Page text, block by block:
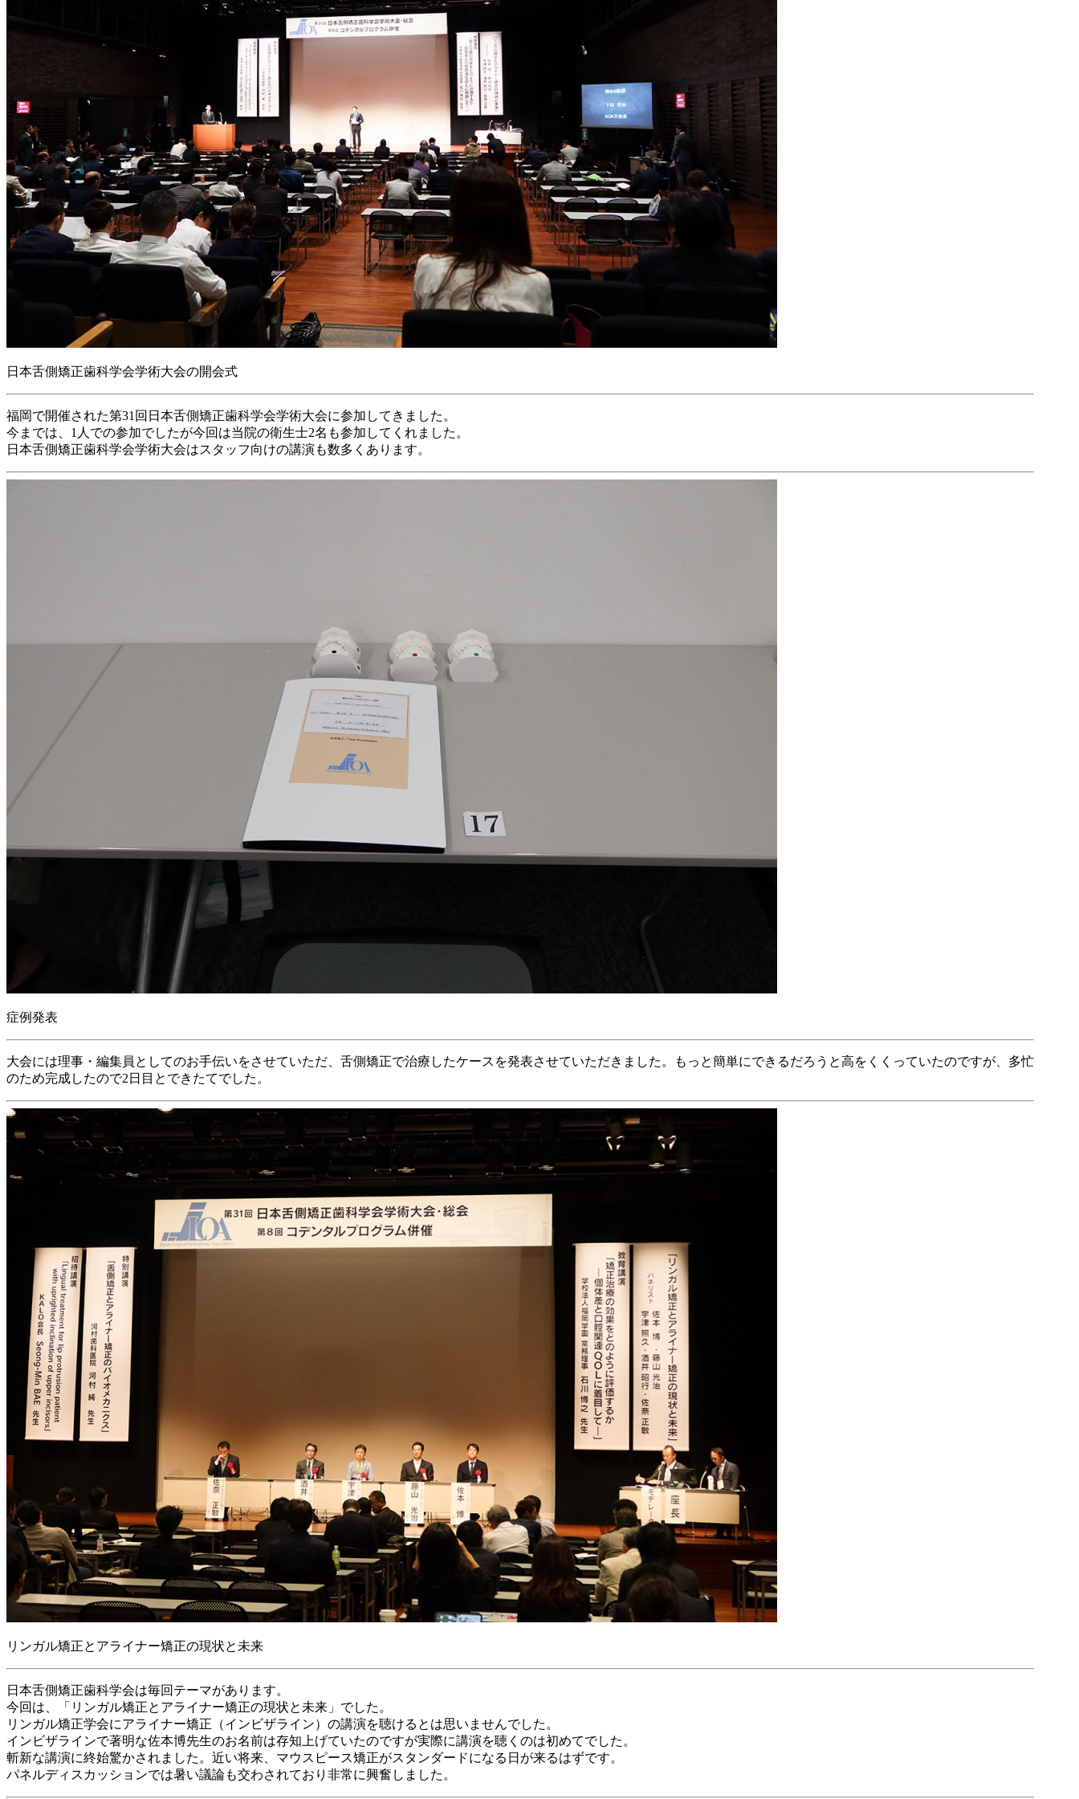
日本舌側矯正歯科学会学術大会の開会式
福岡で開催された第31回日本舌側矯正歯科学会学術大会に参加してきました。
今までは、1人での参加でしたが今回は当院の衛生士2名も参加してくれました。
日本舌側矯正歯科学会学術大会はスタッフ向けの講演も数多くあります。
症例発表
大会には理事・編集員としてのお手伝いをさせていただ、舌側矯正で治療したケースを発表させていただきました。もっと簡単にできるだろうと高をくくっていたのですが、多忙
のため完成したので2日目とできたてでした。
リンガル矯正とアライナー矯正の現状と未来
日本舌側矯正歯科学会は毎回テーマがあります。
今回は、「リンガル矯正とアライナー矯正の現状と未来」でした。
リンガル矯正学会にアライナー矯正（インビザライン）の講演を聴けるとは思いませんでした。
インビザラインで著明な佐本博先生のお名前は存知上げていたのですが実際に講演を聴くのは初めてでした。
斬新な講演に終始驚かされました。近い将来、マウスピース矯正がスタンダードになる日が来るはずです。
パネルディスカッションでは暑い議論も交わされており非常に興奮しました。